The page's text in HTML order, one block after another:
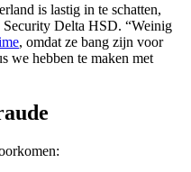
is lastig in te schatten,
Security Delta HSD. “Weinig
, omdat ze bang zijn voor
we hebben te maken met